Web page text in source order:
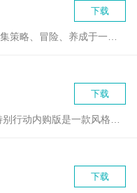
下载
下载
下载